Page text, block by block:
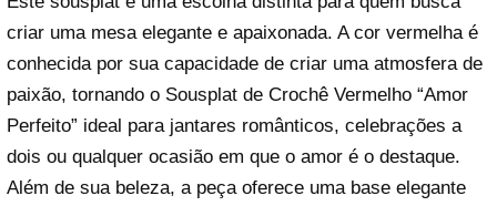
criar uma mesa elegante e apaixonada. A cor vermelha é
conhecida por sua capacidade de criar uma atmosfera de
paixão, tornando o Sousplat de Crochê Vermelho “Amor
Perfeito” ideal para jantares românticos, celebrações a
dois ou qualquer ocasião em que o amor é o destaque.
Além de sua beleza, a peça oferece uma base elegante